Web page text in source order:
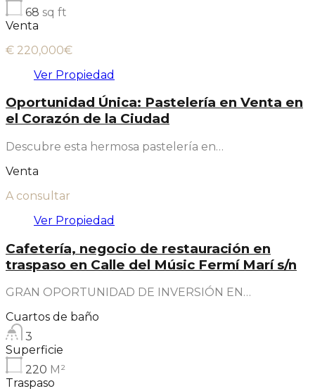
68 sq ft
Venta
€ 220,000€
Ver Propiedad
Oportunidad Única: Pastelería en Venta en
el Corazón de la Ciudad
Descubre esta hermosa pastelería en…
Venta
A consultar
Ver Propiedad
Cafetería, negocio de restauración en
traspaso en Calle del Músic Fermí Marí s/n
GRAN OPORTUNIDAD DE INVERSIÓN EN…
Cuartos de baño
3
Superficie
220 M²
Traspaso